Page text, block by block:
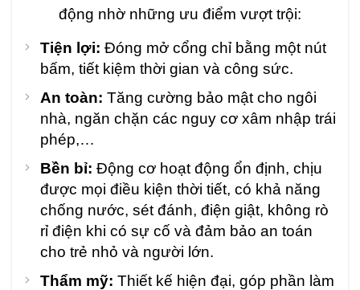
động nhờ những ưu điểm vượt trội:
Tiện lợi: Đóng mở cổng chỉ bằng một nút
bấm, tiết kiệm thời gian và công sức.
An toàn: Tăng cường bảo mật cho ngôi
nhà, ngăn chặn các nguy cơ xâm nhập trái
phép,…
Bền bỉ: Động cơ hoạt động ổn định, chịu
được mọi điều kiện thời tiết, có khả năng
chống nước, sét đánh, điện giật, không rò
rỉ điện khi có sự cố và đảm bảo an toán
cho trẻ nhỏ và người lớn.
Thẩm mỹ: Thiết kế hiện đại, góp phần làm